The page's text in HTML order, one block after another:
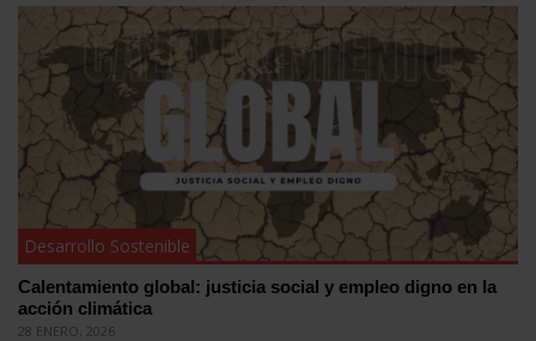
Desarrollo Sostenible
Calentamiento global: justicia social y empleo digno en la
acción climática
28 ENERO, 2026